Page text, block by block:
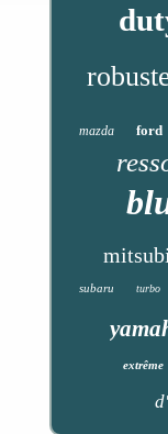
mazda ford
subaru turbo
extrême